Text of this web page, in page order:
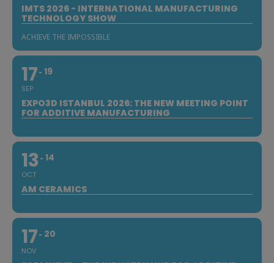
IMTS 2026 - INTERNATIONAL MANUFACTURING
TECHNOLOGY SHOW
ACHIEVE THE IMPOSSIBLE
17
SEP
19
EXPO3D ISTANBUL 2026: THE NEW MEETING POINT
FOR ADDITIVE MANUFACTURING
13
OCT
14
AM CERAMICS
17
NOV
20